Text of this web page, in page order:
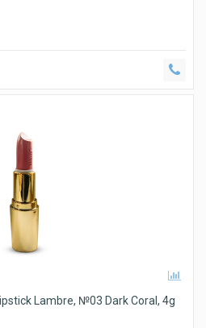
Lambre, №03 Dark Coral, 4g